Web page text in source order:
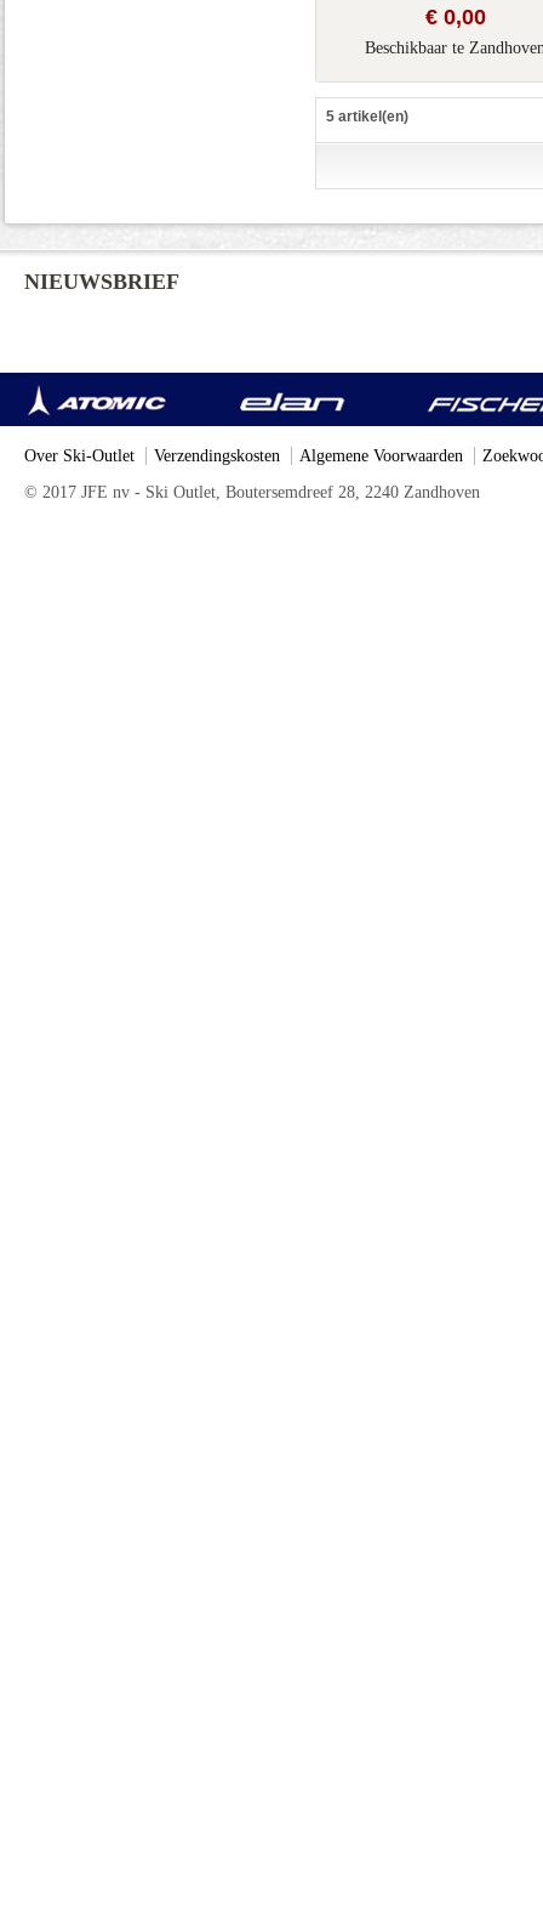
€ 0,00
Beschikbaar te
5 artikel(en)
NIEUWSBRIEF
Over Ski-Outlet Verzendingskosten Algemene Voorwaarden
© 2017 JFE nv - Ski Outlet, Boutersemdreef 28, 2240 Zandhoven